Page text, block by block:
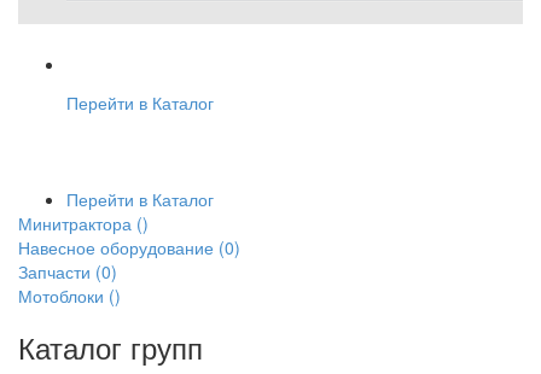
Перейти в Каталог
Перейти в Каталог
Минитрактора ()
Навесное оборудование (0)
Запчасти (0)
Мотоблоки ()
Каталог групп